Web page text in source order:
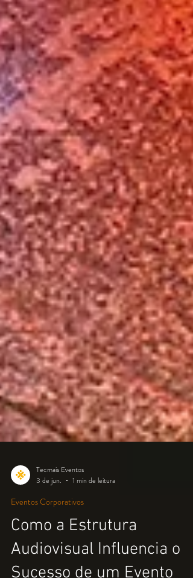
Tecmais Eventos
3 de jun.
1 min de leitura